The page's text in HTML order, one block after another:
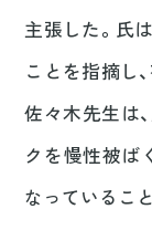
主張した。氏
ことを指摘し
佐々木先生は
クを慢性被ば
なっているこ